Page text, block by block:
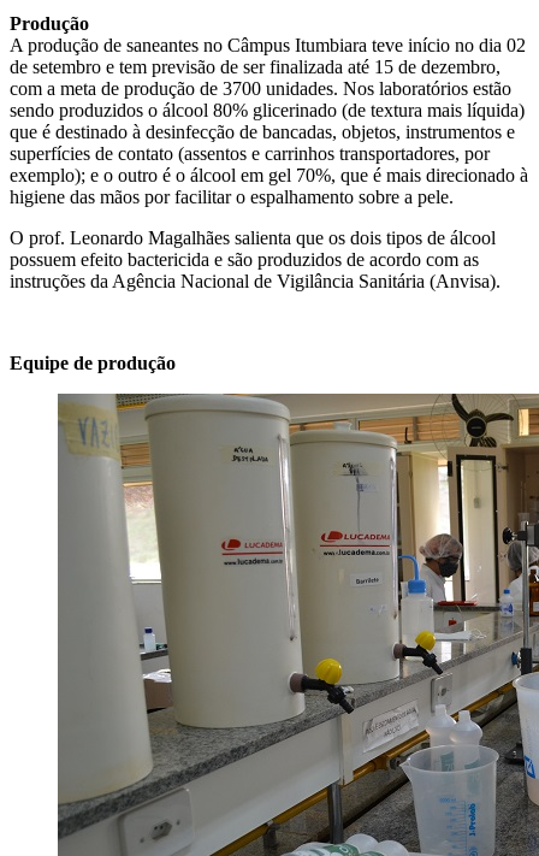
Produção
A produção de saneantes no Câmpus Itumbiara teve início no dia 02
de setembro e tem previsão de ser finalizada até 15 de dezembro,
com a meta de produção de 3700 unidades. Nos laboratórios estão
sendo produzidos o álcool 80% glicerinado (de textura mais líquida)
que é destinado à desinfecção de bancadas, objetos, instrumentos e
superfícies de contato (assentos e carrinhos transportadores, por
exemplo); e o outro é o álcool em gel 70%, que é mais direcionado à
higiene das mãos por facilitar o espalhamento sobre a pele.
O prof. Leonardo Magalhães salienta que os dois tipos de álcool
possuem efeito bactericida e são produzidos de acordo com as
instruções da Agência Nacional de Vigilância Sanitária (Anvisa).
Equipe de produção